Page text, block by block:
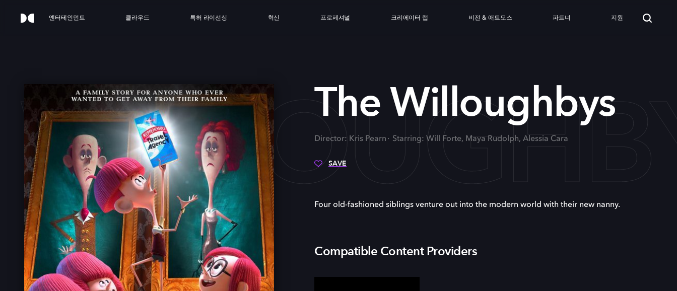
엔터테인먼트 클라우드 특허 라이선싱 혁신 프로페셔널 크리에이터 랩 비전 & 애트모스 파트너 지원
The Willoughbys
Director: Kris Pearn Starring: Will Forte, Maya Rudolph, Alessia Cara
SAVE
Four old-fashioned siblings venture out into the modern world with their new nanny.
Compatible Content Providers